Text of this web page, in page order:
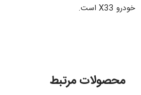
خودرو X33 است.
محصولات مرتبط